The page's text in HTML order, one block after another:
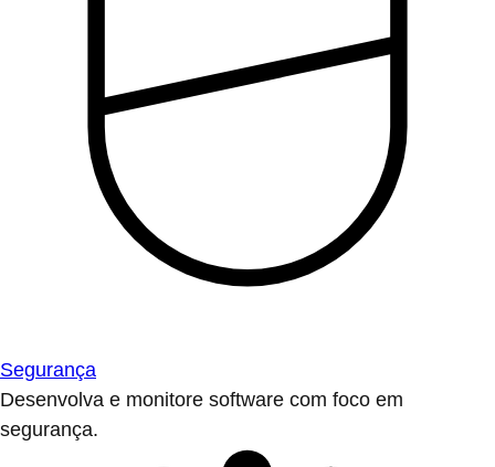
Segurança
Desenvolva e monitore software com foco em
segurança.